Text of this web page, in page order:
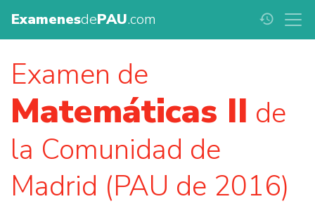
ExamenesdePAU.com history
Examen de
Matemáticas II de
la Comunidad de
Madrid (PAU de 2016)